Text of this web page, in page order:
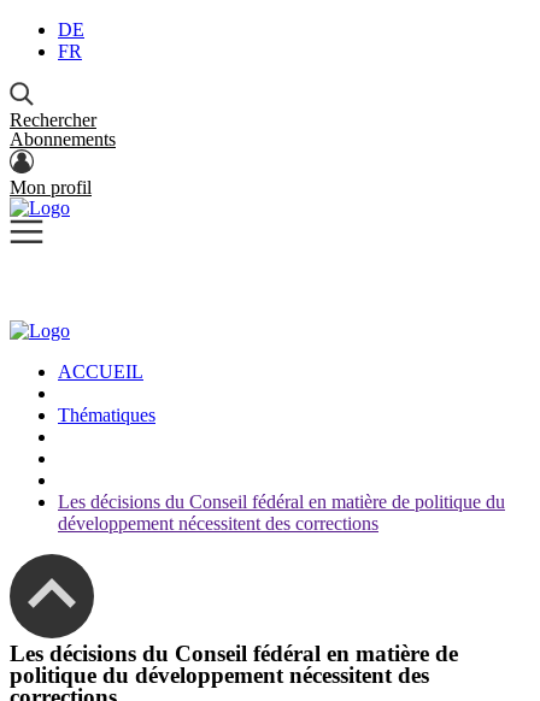
DE
FR
Rechercher
Abonnements
Mon profil
ACCUEIL
Thématiques
Les décisions du Conseil fédéral en matière de politique du
développement nécessitent des corrections
Les décisions du Conseil fédéral en matière de
politique du développement nécessitent des